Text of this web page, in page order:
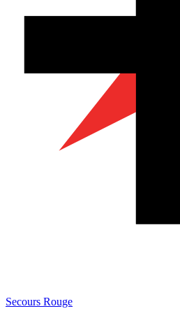
Secours Rouge